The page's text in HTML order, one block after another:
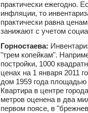
практически ежегодно.
инфляции, то
практически равна
занижают с учетом
Горностаева:
"трем копейкам".
постройки, 1000
ценах на 1 января 2011
дом 1959 года
Квартира в центре
метров оценена в два
первом поясе, в